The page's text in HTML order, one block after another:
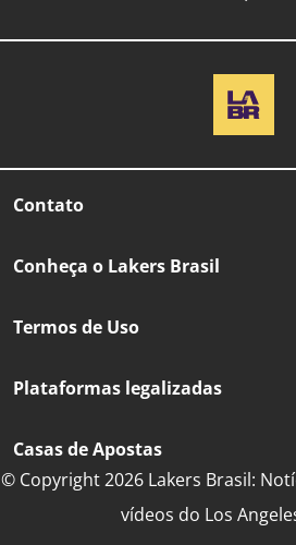
Contato
Conheça o Lakers Brasil
Termos de Uso
Plataformas legalizadas
Casas de Apostas
© Copyright 2026 Lakers Brasil:
vídeos do Los